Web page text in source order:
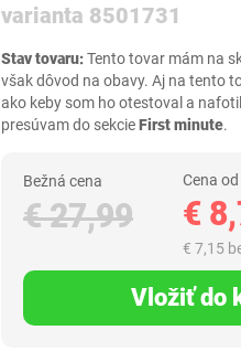
varianta 8501731
Stav tovaru:Tento tovar mám na
však dôvod na obavy. Aj na tento
ako keby som ho otestoval a
presúvam do sekcieFirst minute.
Bežná cena
€ 27,99
Cena
€
€ 7,15
Vložiť do